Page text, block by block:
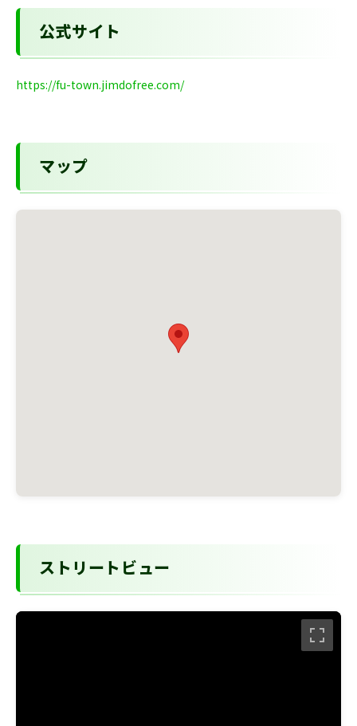
公式サイト
https://fu-town.jimdofree.com/
マップ
ストリートビュー